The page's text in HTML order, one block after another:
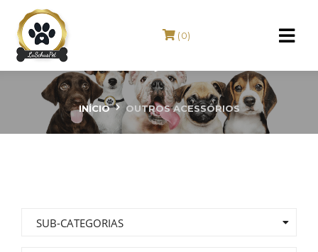
(0)
INÍCIO OUTROS ACESSÓRIOS
SUB-CATEGORIAS